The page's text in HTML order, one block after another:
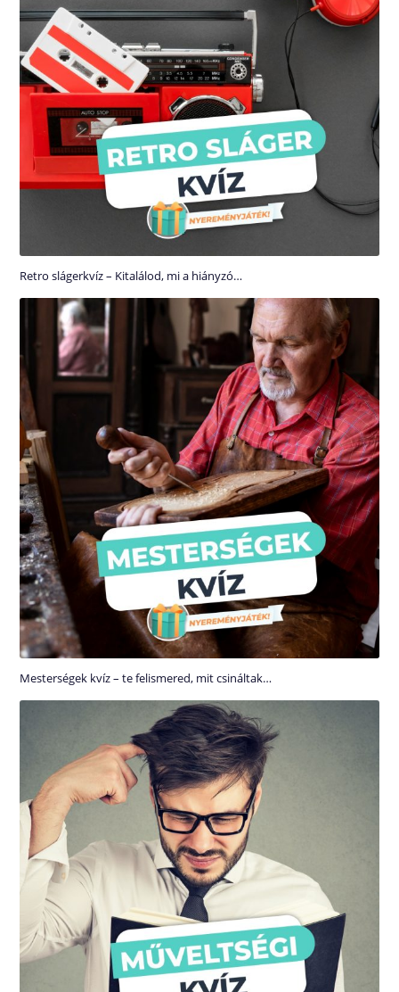
Retro slágerkvíz – Kitalálod, mi a hiányzó…
Mesterségek kvíz – te felismered, mit csináltak…